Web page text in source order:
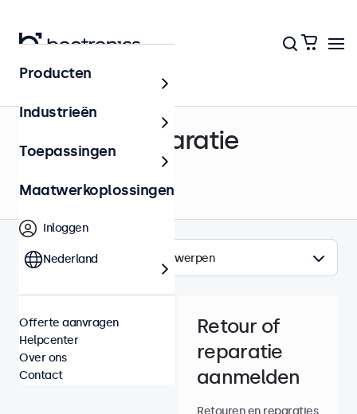
Retour & Reparatie
Onderwerpen
Retour of
reparatie
aanmelden
Retouren en reparaties
Producten
Industrieën
Toepassingen
Maatwerkoplossingen
Inloggen
Nederland
Offerte aanvragen
Helpcenter
Over ons
Contact